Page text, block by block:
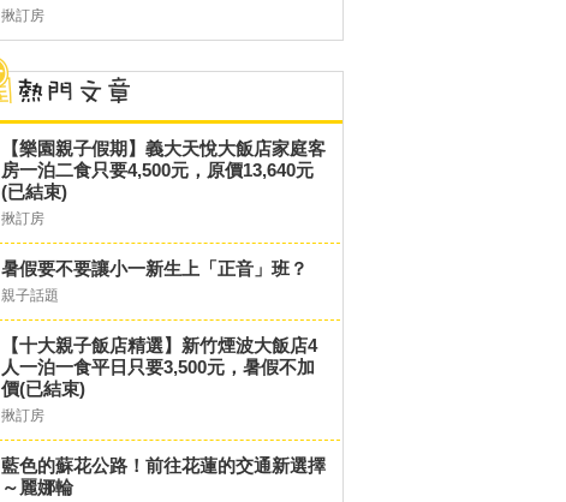
揪訂房
【樂園親子假期】義大天悅大飯店家庭客
房一泊二食只要4,500元，原價13,640元
(已結束)
揪訂房
暑假要不要讓小一新生上「正音」班？
親子話題
【十大親子飯店精選】新竹煙波大飯店4
人一泊一食平日只要3,500元，暑假不加
價(已結束)
揪訂房
藍色的蘇花公路！前往花蓮的交通新選擇
～麗娜輪